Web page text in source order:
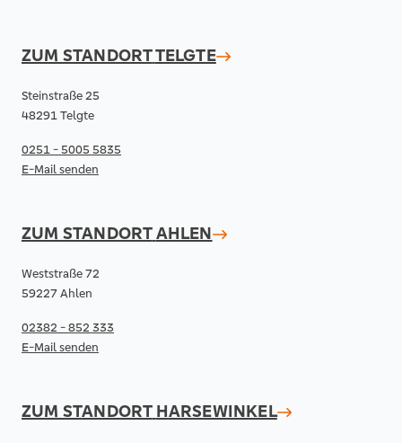
ZUM STANDORTTELGTE
Steinstraße 25
48291 Telgte
0251 - 5005 5835
E-Mail senden
ZUM STANDORTAHLEN
Weststraße 72
59227 Ahlen
02382 - 852 333
E-Mail senden
ZUM STANDORT HARSEWINKEL